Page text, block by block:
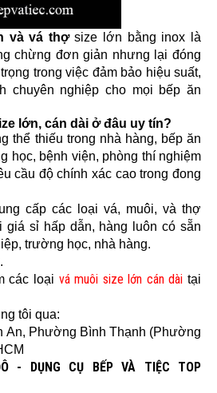
và vá thợsize lớn bằng inox là
chừng đơn giản nhưng lại đóng
trong việc đảm bảo hiệu suất,
chuyên nghiệp cho mọi bếp ăn
lớn, cán dài ở đâu uy tín?
thể thiếu trong nhà hàng, bếp ăn
học, bệnh viện, phòng thí nghiệm
cầu độ chính xác cao trong đong
cấp các loại vá, muôi, và thợ
sỉ hấp dẫn, hàng luôn có sẵn
trường học, nhà hàng.
các loại vá muôi size lớn cán dài tại
tôi qua:
An, Phường Bình Thạnh (Phường
- DỤNG CỤ BẾP VÀ TIỆC TOP